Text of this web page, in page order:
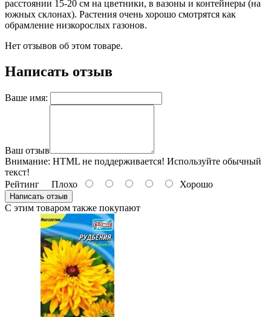
расстоянии 15-20 см на цветники, в вазоны и контейнеры (на
южных склонах). Растения очень хорошо смотрятся как
обрамление низкорослых газонов.
Нет отзывов об этом товаре.
Написать отзыв
Ваше имя:
Ваш отзыв
Внимание: HTML не поддерживается! Используйте обычный
текст!
Рейтинг Плохо Хорошо
Написать отзыв
С этим товаром также покупают